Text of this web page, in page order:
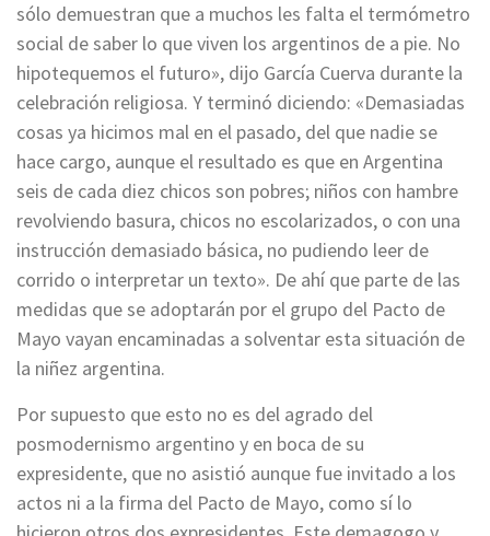
sólo demuestran que a muchos les falta el termómetro
social de saber lo que viven los argentinos de a pie. No
hipotequemos el futuro», dijo García Cuerva durante la
celebración religiosa. Y terminó diciendo: «Demasiadas
cosas ya hicimos mal en el pasado, del que nadie se
hace cargo, aunque el resultado es que en Argentina
seis de cada diez chicos son pobres; niños con hambre
revolviendo basura, chicos no escolarizados, o con una
instrucción demasiado básica, no pudiendo leer de
corrido o interpretar un texto». De ahí que parte de las
medidas que se adoptarán por el grupo del Pacto de
Mayo vayan encaminadas a solventar esta situación de
la niñez argentina.
Por supuesto que esto no es del agrado del
posmodernismo argentino y en boca de su
expresidente, que no asistió aunque fue invitado a los
actos ni a la firma del Pacto de Mayo, como sí lo